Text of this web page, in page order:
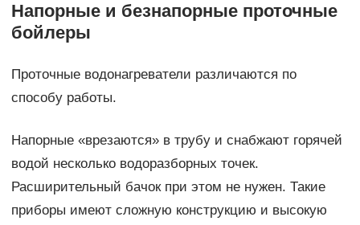
Напорные и безнапорные проточные
бойлеры
Проточные водонагреватели различаются по
способу работы.
Напорные «врезаются» в трубу и снабжают горячей
водой несколько водоразборных точек.
Расширительный бачок при этом не нужен. Такие
приборы имеют сложную конструкцию и высокую